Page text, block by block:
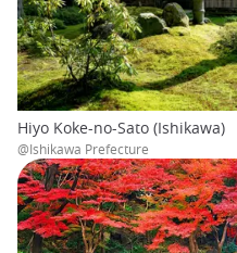
Hiyo Koke-no-Sato (Ishikawa)
@Ishikawa Prefecture